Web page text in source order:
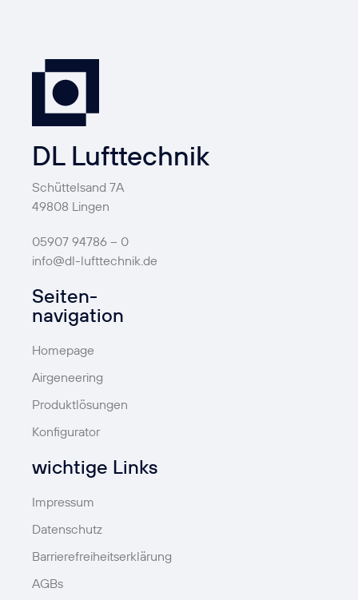
DL Lufttechnik
Schüttelsand 7A
49808 Lingen
05907 94786 – 0
info@dl-lufttechnik.de
Seiten-
navigation
Homepage
Airgeneering
Produktlösungen
Konfigurator
wichtige Links
Impressum
Datenschutz
Barrierefreiheitserklärung
AGBs